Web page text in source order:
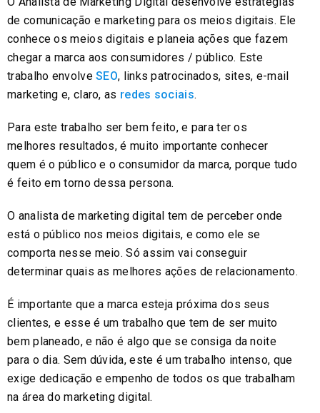
de comunicação e marketing para os meios digitais. Ele
conhece os meios digitais e planeia ações que fazem
chegar a marca aos consumidores / público. Este
trabalho envolveSEO, links patrocinados, sites, e-mail
marketing e, claro, as redes sociais.
Para este trabalho ser bem feito, e para ter os
melhores resultados, é muito importante conhecer
quem é o público e o consumidor da marca, porque tudo
é feito em torno dessa persona.
O analista de marketing digital tem de perceber onde
está o público nos meios digitais, e como ele se
comporta nesse meio. Só assim vai conseguir
determinar quais as melhores ações de relacionamento.
É importante que a marca esteja próxima dos seus
clientes, e esse é um trabalho que tem de ser muito
bem planeado, e não é algo que se consiga da noite
para o dia. Sem dúvida, este é um trabalho intenso, que
exige dedicação e empenho de todos os que trabalham
na área do marketing digital.